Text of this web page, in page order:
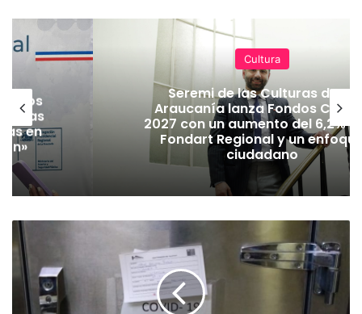
los
bajas
en
Cultura
Seremi de las Culturas de La
Araucanía lanza Fondos
2027 con un aumento del 6,2%
Fondart Regional y un
ciudadano
e
u